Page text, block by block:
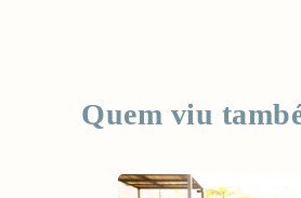
Quem viu